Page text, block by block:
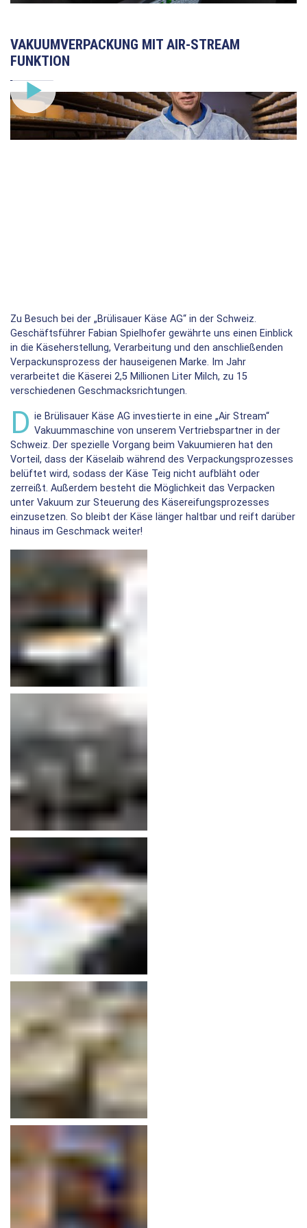
VAKUUMVERPACKUNG MIT AIR-STREAM
FUNKTION
Zu Besuch bei der „Brülisauer Käse AG“ in der Schweiz.
Geschäftsführer Fabian Spielhofer gewährte uns einen Einblick
in die Käseherstellung, Verarbeitung und den anschließenden
Verpackunsprozess der hauseigenen Marke. Im Jahr
verarbeitet die Käserei 2,5 Millionen Liter Milch, zu 15
verschiedenen Geschmacksrichtungen.
D ie Brülisauer Käse AG investierte in eine „Air Stream“
Vakuummaschine von unserem Vertriebspartner in der
Schweiz. Der spezielle Vorgang beim Vakuumieren hat den
Vorteil, dass der Käselaib während des Verpackungsprozesses
belüftet wird, sodass der Käse Teig nicht aufbläht oder
zerreißt. Außerdem besteht die Möglichkeit das Verpacken
unter Vakuum zur Steuerung des Käsereifungsprozesses
einzusetzen. So bleibt der Käse länger haltbar und reift darüber
hinaus im Geschmack weiter!